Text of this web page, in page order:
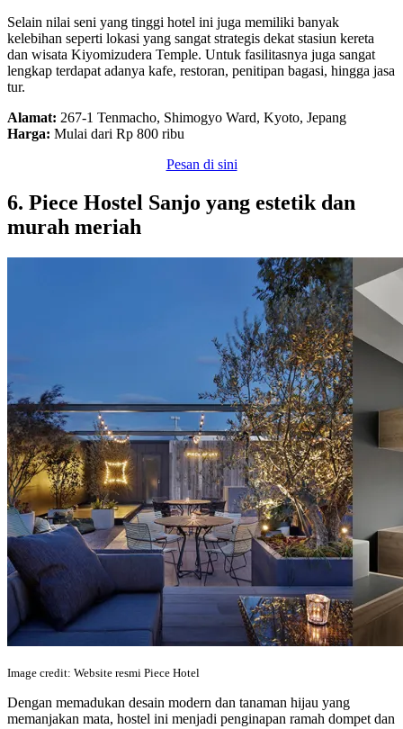
Selain nilai seni yang tinggi hotel ini juga memiliki banyak
kelebihan seperti lokasi yang sangat strategis dekat stasiun kereta
dan wisata Kiyomizudera Temple. Untuk fasilitasnya juga sangat
lengkap terdapat adanya kafe, restoran, penitipan bagasi, hingga jasa
tur.
Alamat: 267-1 Tenmacho, Shimogyo Ward, Kyoto, Jepang
Harga: Mulai dari Rp 800 ribu
Pesan di sini
6. Piece Hostel Sanjo yang estetik dan
murah meriah
Image credit: Website resmi Piece Hotel
Dengan memadukan desain modern dan tanaman hijau yang
memanjakan mata, hostel ini menjadi penginapan ramah dompet dan